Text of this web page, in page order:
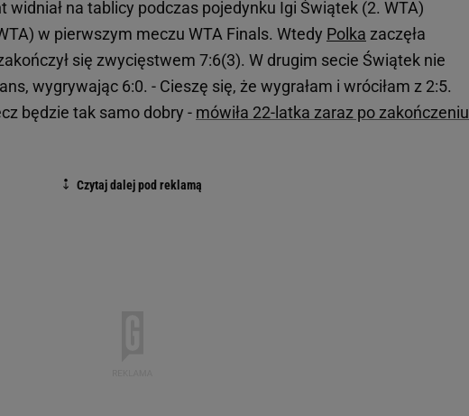
widniał na tablicy podczas pojedynku Igi Świątek (2. WTA)
w pierwszym meczu WTA Finals. Wtedy Polka zaczęła
się zwycięstwem 7:6(3). W drugim secie Świątek nie
wygrywając 6:0. - Cieszę się, że wygrałam i wróciłam z 2:5.
będzie tak samo dobry - mówiła 22-latka zaraz po zakończeniu